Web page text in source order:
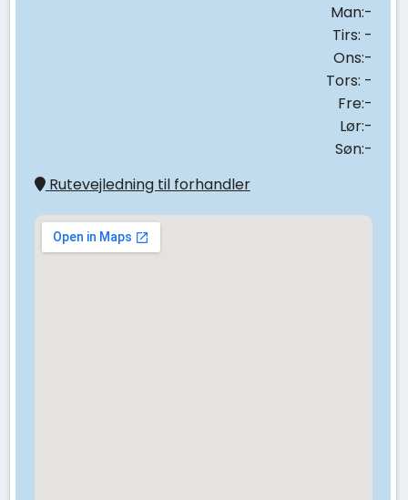
Man:-
Tirs: -
Ons:-
Tors: -
Fre:-
Lør:-
Søn:-
Rutevejledning til forhandler